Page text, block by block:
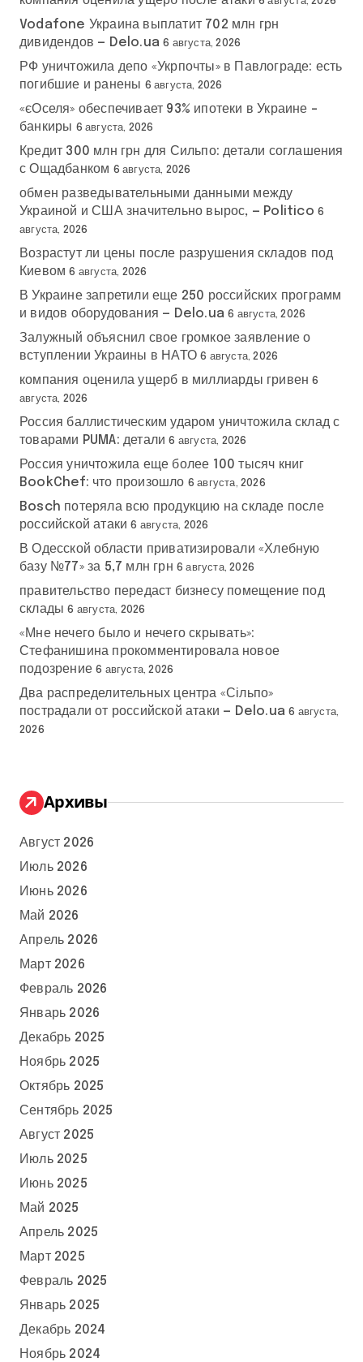
Vodafone Украина выплатит 702 млн грн
дивидендов — Delo.ua 6 августа, 2026
РФ уничтожила депо «Укрпочты» в Павлограде: есть
погибшие и ранены 6 августа, 2026
«єОселя» обеспечивает 93% ипотеки в Украине –
банкиры 6 августа, 2026
Кредит 300 млн грн для Сильпо: детали соглашения
с Ощадбанком 6 августа, 2026
обмен разведывательными данными между
Украиной и США значительно вырос, — Politico 6
августа, 2026
Возрастут ли цены после разрушения складов под
Киевом 6 августа, 2026
В Украине запретили еще 250 российских программ
и видов оборудования — Delo.ua 6 августа, 2026
Залужный объяснил свое громкое заявление о
вступлении Украины в НАТО 6 августа, 2026
компания оценила ущерб в миллиарды гривен 6
августа, 2026
Россия баллистическим ударом уничтожила склад с
товарами PUMA: детали 6 августа, 2026
Россия уничтожила еще более 100 тысяч книг
BookChef: что произошло 6 августа, 2026
Bosch потеряла всю продукцию на складе после
российской атаки 6 августа, 2026
В Одесской области приватизировали «Хлебную
базу №77» за 5,7 млн грн 6 августа, 2026
правительство передаст бизнесу помещение под
склады 6 августа, 2026
«Мне нечего было и нечего скрывать»:
Стефанишина прокомментировала новое
подозрение 6 августа, 2026
Два распределительных центра «Сільпо»
пострадали от российской атаки — Delo.ua 6 августа,
2026
Архивы
Август 2026
Июль 2026
Июнь 2026
Май 2026
Апрель 2026
Март 2026
Февраль 2026
Январь 2026
Декабрь 2025
Ноябрь 2025
Октябрь 2025
Сентябрь 2025
Август 2025
Июль 2025
Июнь 2025
Май 2025
Апрель 2025
Март 2025
Февраль 2025
Январь 2025
Декабрь 2024
Ноябрь 2024